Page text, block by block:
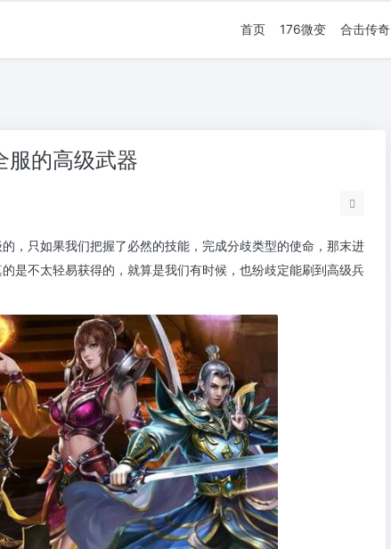
首页 176微变 合击传奇
服的高级武器
，只如果我们把握了必然的技能，完成分歧类型的使命，那末进
是不太轻易获得的，就算是我们有时候，也纷歧定能刷到高级兵